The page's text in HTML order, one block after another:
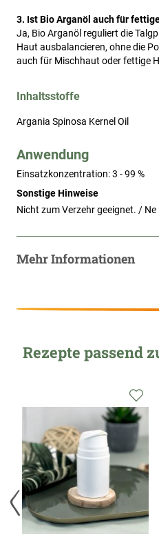
3. Ist Bio Arganöl auch für
Ja, Bio Arganöl reguliert die
Haut ausbalancieren, ohne die
auch für Mischhaut oder fettige
Inhaltsstoffe
Argania Spinosa Kernel Oil
Anwendung
Einsatzkonzentration: 3 - 99 %
Sonstige Hinweise
Nicht zum Verzehr geeignet. /
Mehr Informationen
Rezepte passend
hinzufügen